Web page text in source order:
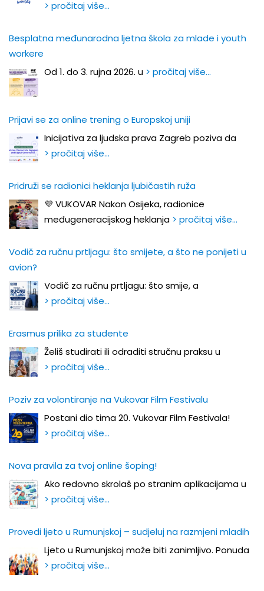
> pročitaj više…
Besplatna međunarodna ljetna škola za mlade i youth
workere
Od 1. do 3. rujna 2026. u > pročitaj više…
Prijavi se za online trening o Europskoj uniji
Inicijativa za ljudska prava Zagreb poziva da
> pročitaj više…
Pridruži se radionici heklanja ljubičastih ruža
💜 VUKOVAR Nakon Osijeka, radionice
međugeneracijskog heklanja > pročitaj više…
Vodič za ručnu prtljagu: što smijete, a što ne ponijeti u
avion?
Vodič za ručnu prtljagu: što smije, a
> pročitaj više…
Erasmus prilika za studente
Želiš studirati ili odraditi stručnu praksu u
> pročitaj više…
Poziv za volontiranje na Vukovar Film Festivalu
Postani dio tima 20. Vukovar Film Festivala!
> pročitaj više…
Nova pravila za tvoj online šoping!
Ako redovno skrolaš po stranim aplikacijama u
> pročitaj više…
Provedi ljeto u Rumunjskoj – sudjeluj na razmjeni mladih
Ljeto u Rumunjskoj može biti zanimljivo. Ponuda
> pročitaj više…